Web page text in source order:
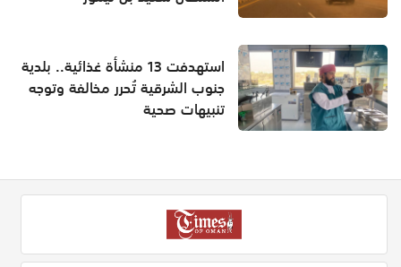
استهدفت 13 منشأة غذائية.. بلدية
جنوب الشرقية تُحرر مخالفة وتوجه
تنبيهات صحية